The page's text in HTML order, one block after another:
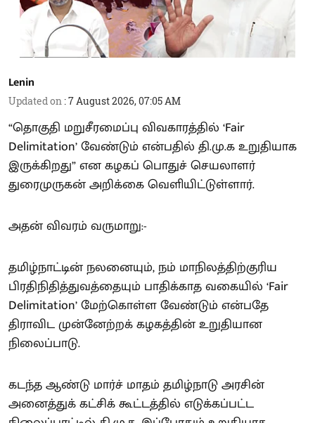
Lenin
Updated on :7 August 2026, 07:05 AM
“தொகுதி மறுசீரமைப்பு விவகாரத்தில் ‘Fair
Delimitation’ வேண்டும் என்பதில் தி.மு.க உறுதியாக
இருக்கிறது” என கழகப் பொதுச் செயலாளர்
துரைமுருகன் அறிக்கை வெளியிட்டுள்ளார்.
அதன் விவரம் வருமாறு:-
தமிழ்நாட்டின் நலனையும், நம் மாநிலத்திற்குரிய
பிரதிநிதித்துவத்தையும் பாதிக்காத வகையில் ‘Fair
Delimitation’ மேற்கொள்ள வேண்டும் என்பதே
திராவிட முன்னேற்றக் கழகத்தின் உறுதியான
நிலைப்பாடு.
கடந்த ஆண்டு மார்ச் மாதம் தமிழ்நாடு அரசின்
அனைத்துக் கட்சிக் கூட்டத்தில் எடுக்கப்பட்ட